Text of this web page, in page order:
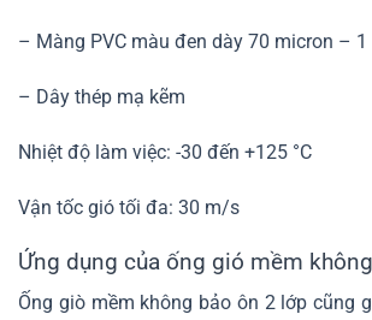
– Màng PVC màu đen dày 70 micron – 1
– Dây thép mạ kẽm
Nhiệt độ làm việc: -30 đến +125 °C
Vận tốc gió tối đa: 30 m/s
Ứng dụng của ống gió mềm
Ống giò mềm không bảo ôn 2 lớp cũng